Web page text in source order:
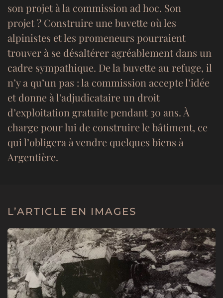
son projet à la commission ad hoc. Son
projet ? Construire une buvette où les
alpinistes et les promeneurs pourraient
trouver à se désaltérer agréablement dans un
cadre sympathique. De la buvette au refuge, il
n’y a qu’un pas : la commission accepte l’idée
et donne à l’adjudicataire un droit
d’exploitation gratuite pendant 30 ans. À
charge pour lui de construire le bâtiment, ce
qui l’obligera à vendre quelques biens à
Argentière.
L’ARTICLE EN IMAGES